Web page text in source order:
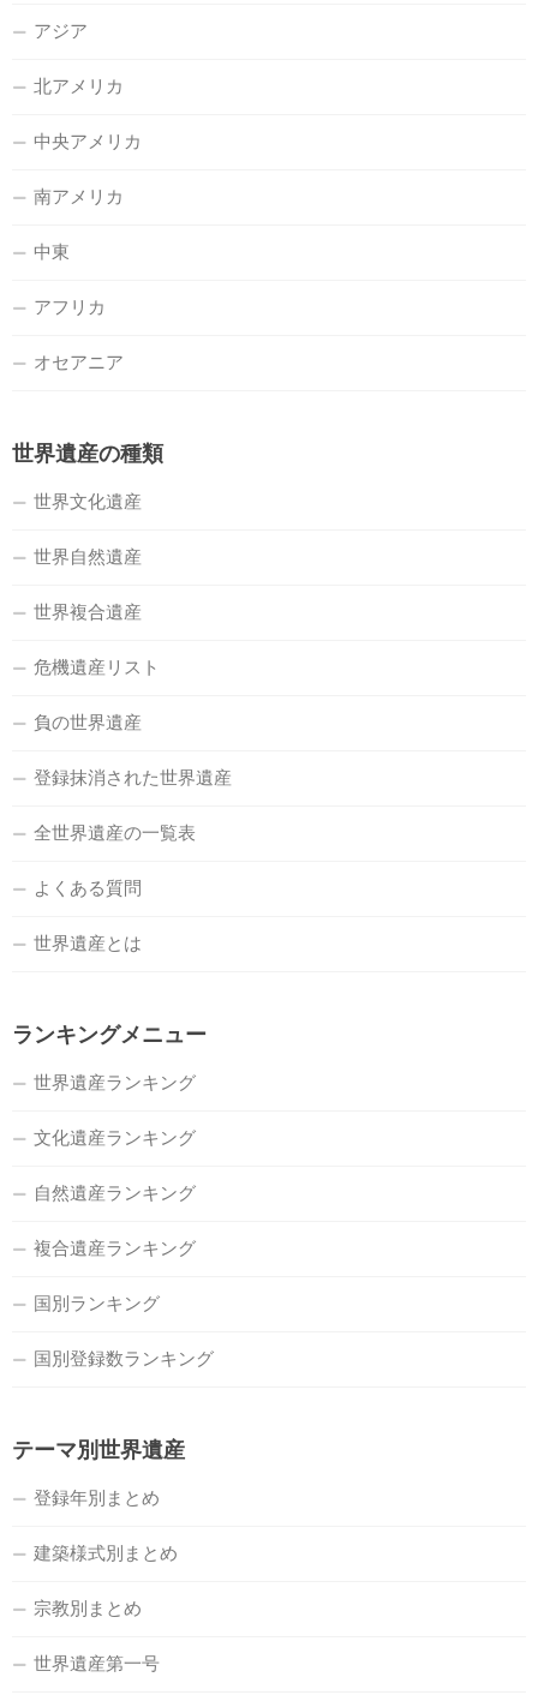
アジア
北アメリカ
中央アメリカ
南アメリカ
中東
アフリカ
オセアニア
世界遺産の種類
世界文化遺産
世界自然遺産
世界複合遺産
危機遺産リスト
負の世界遺産
登録抹消された世界遺産
全世界遺産の一覧表
よくある質問
世界遺産とは
ランキングメニュー
世界遺産ランキング
文化遺産ランキング
自然遺産ランキング
複合遺産ランキング
国別ランキング
国別登録数ランキング
テーマ別世界遺産
登録年別まとめ
建築様式別まとめ
宗教別まとめ
世界遺産第一号